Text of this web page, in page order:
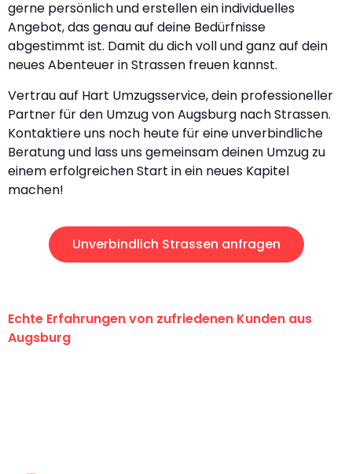
gerne persönlich und erstellen ein individuelles
Angebot, das genau auf deine Bedürfnisse
abgestimmt ist. Damit du dich voll und ganz auf dein
neues Abenteuer in Strassen freuen kannst.
Vertrau auf Hart Umzugsservice, dein professioneller
Partner für den Umzug von Augsburg nach Strassen.
Kontaktiere uns noch heute für eine unverbindliche
Beratung und lass uns gemeinsam deinen Umzug zu
einem erfolgreichen Start in ein neues Kapitel
machen!
Unverbindlich Strassen anfragen
Echte Erfahrungen von zufriedenen Kunden aus
Augsburg